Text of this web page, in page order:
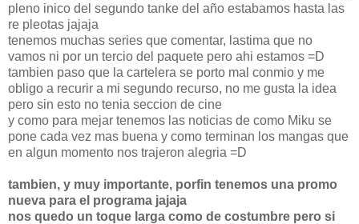
pleno inico del segundo tanke del año estabamos hasta las
re pleotas jajaja
tenemos muchas series que comentar, lastima que no
vamos ni por un tercio del paquete pero ahi estamos =D
tambien paso que la cartelera se porto mal conmio y me
obligo a recurir a mi segundo recurso, no me gusta la idea
pero sin esto no tenia seccion de cine
y como para mejar tenemos las noticias de como Miku se
pone cada vez mas buena y como terminan los mangas que
en algun momento nos trajeron alegria =D
tambien, y muy importante, porfin tenemos una promo
nueva para el programa jajaja
nos quedo un toque larga como de costumbre pero si